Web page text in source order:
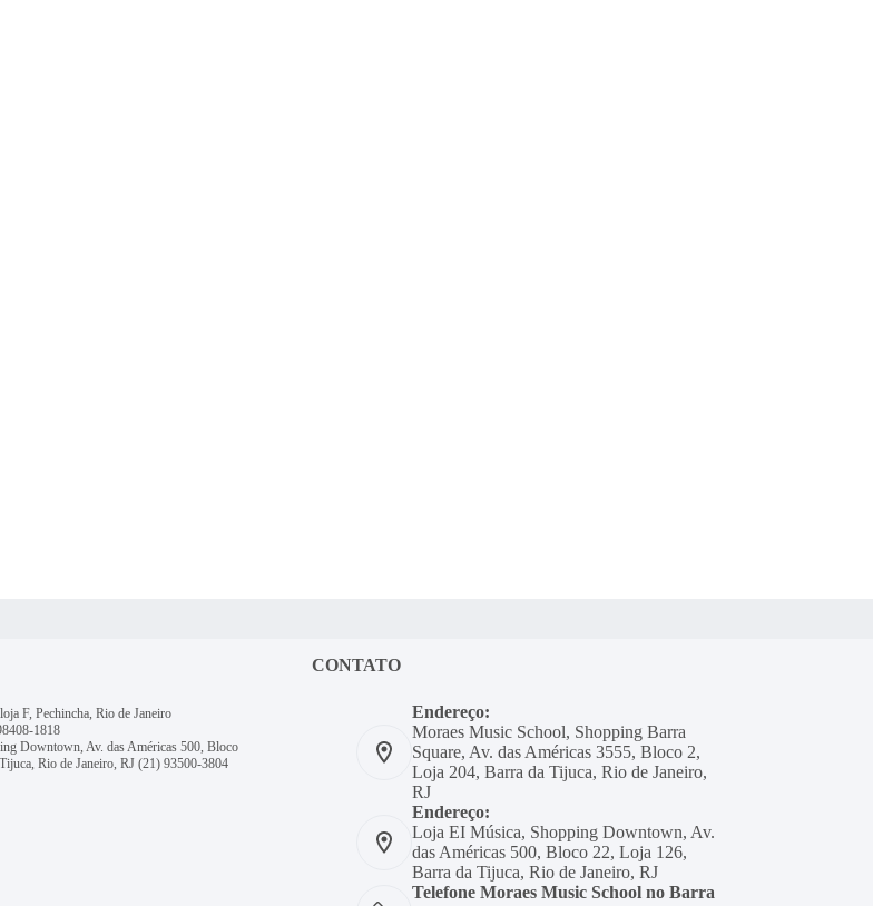
F, Pechincha, Rio de Janeiro
1818
Downtown, Av. das Américas 500, Bloco
Rio de Janeiro, RJ (21) 93500-3804
CONTATO
Endereço:
Moraes Music School, Shopping Barra
Square, Av. das Américas 3555, Bloco 2,
Loja 204, Barra da Tijuca, Rio de Janeiro,
RJ
Endereço:
Loja EI Música, Shopping Downtown, Av.
das Américas 500, Bloco 22, Loja 126,
Barra da Tijuca, Rio de Janeiro, RJ
Telefone Moraes Music School no Barra